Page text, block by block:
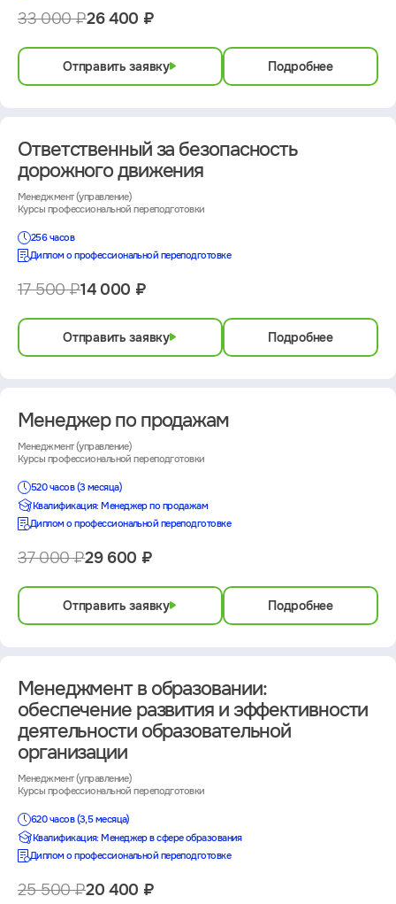
33 000 ₽26 400 ₽
Отправить заявку Подробнее
Ответственный за безопасность
дорожного движения
Менеджмент (управление)
Курсы профессиональной переподготовки
256 часов
Диплом о профессиональной переподготовке
17 500 ₽14 000 ₽
Отправить заявку Подробнее
Менеджер по продажам
Менеджмент (управление)
Курсы профессиональной переподготовки
520 часов (3 месяца)
Квалификация: Менеджер по продажам
Диплом о профессиональной переподготовке
37 000 ₽29 600 ₽
Отправить заявку Подробнее
Менеджмент в образовании:
обеспечение развития и эффективности
деятельности образовательной
организации
Менеджмент (управление)
Курсы профессиональной переподготовки
620 часов (3,5 месяца)
Квалификация: Менеджер в сфере образования
Диплом о профессиональной переподготовке
25 500 ₽20 400 ₽